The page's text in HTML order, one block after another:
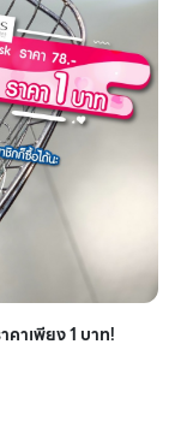
าเพียง 1 บาท!